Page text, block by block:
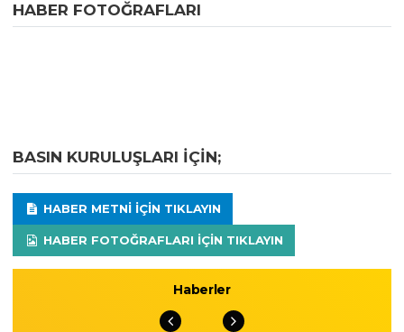
HABER FOTOĞRAFLARI
BASIN KURULUŞLARI IÇIN;
HABER METNI IÇIN TIKLAYIN
HABER FOTOĞRAFLARI IÇIN TIKLAYIN
Haberler